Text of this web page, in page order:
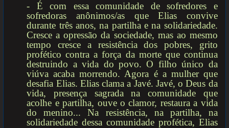
- É com essa comunidade de sofredores e
sofredoras anônimos/as que Elias convive
durante três anos, na partilha e na solidariedade.
Cresce a opressão da sociedade, mas ao mesmo
tempo cresce a resistência dos pobres, grito
profético contra a força da morte que continua
destruindo a vida do povo. O filho único da
viúva acaba morrendo. Agora é a mulher que
desafia Elias. Elias clama a Javé. Javé, o Deus da
vida, presença sagrada na comunidade que
acolhe e partilha, ouve o clamor, restaura a vida
do menino... Na resistência, na partilha, na
solidariedade dessa comunidade profética, Elias